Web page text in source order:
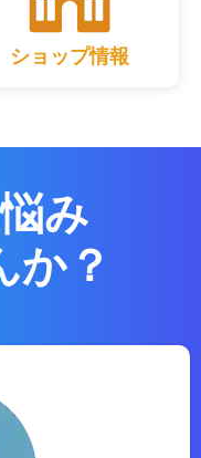
ショップ情報
み
か？